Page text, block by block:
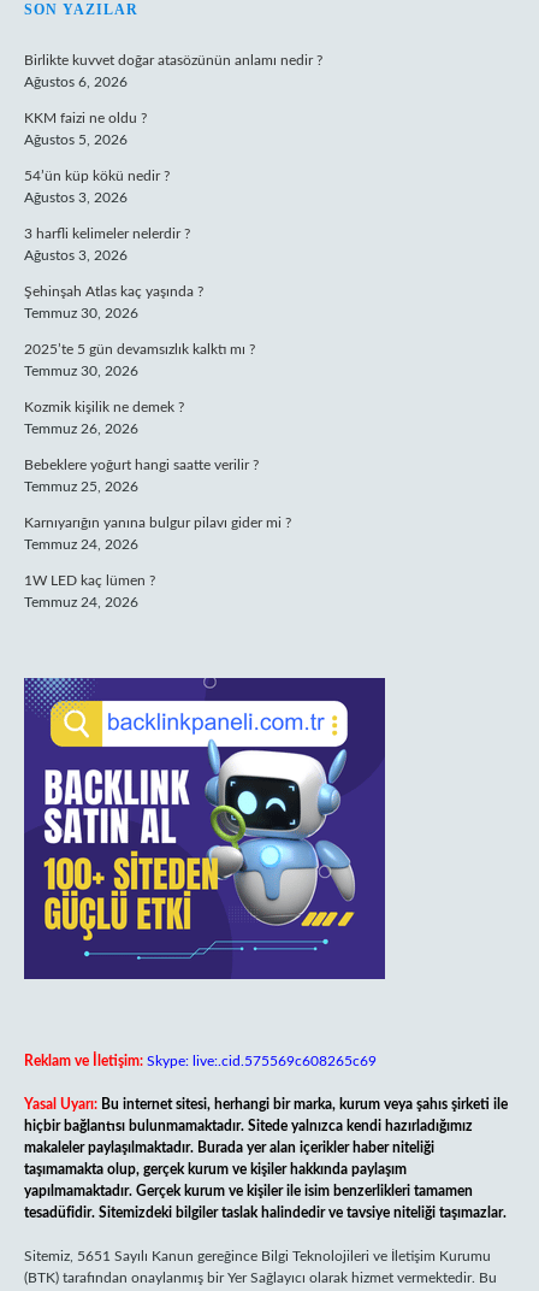
SIDEBAR
SON YAZILAR
Birlikte kuvvet doğar atasözünün anlamı nedir ?
Ağustos 6, 2026
KKM faizi ne oldu ?
Ağustos 5, 2026
54’ün küp kökü nedir ?
Ağustos 3, 2026
3 harfli kelimeler nelerdir ?
Ağustos 3, 2026
Şehinşah Atlas kaç yaşında ?
Temmuz 30, 2026
2025’te 5 gün devamsızlık kalktı mı ?
Temmuz 30, 2026
Kozmik kişilik ne demek ?
Temmuz 26, 2026
Bebeklere yoğurt hangi saatte verilir ?
Temmuz 25, 2026
Karnıyarığın yanına bulgur pilavı gider mi ?
Temmuz 24, 2026
1W LED kaç lümen ?
Temmuz 24, 2026
Reklam ve İletişim: Skype: live:.cid.575569c608265c69
Yasal Uyarı: Bu internet sitesi, herhangi bir marka, kurum veya şahıs şirketi ile
hiçbir bağlantısı bulunmamaktadır. Sitede yalnızca kendi hazırladığımız
makaleler paylaşılmaktadır. Burada yer alan içerikler haber niteliği
taşımamakta olup, gerçek kurum ve kişiler hakkında paylaşım
yapılmamaktadır. Gerçek kurum ve kişiler ile isim benzerlikleri tamamen
tesadüfidir. Sitemizdeki bilgiler taslak halindedir ve tavsiye niteliği taşımazlar.
Sitemiz, 5651 Sayılı Kanun gereğince Bilgi Teknolojileri ve İletişim Kurumu
(BTK) tarafından onaylanmış bir Yer Sağlayıcı olarak hizmet vermektedir. Bu